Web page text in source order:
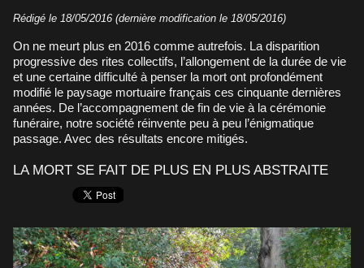
Rédigé le 18/05/2016 (dernière modification le 18/05/2016)
On ne meurt plus en 2016 comme autrefois. La disparition
progressive des rites collectifs, l’allongement de la durée de vie
et une certaine difficulté à penser la mort ont profondément
modifié le paysage mortuaire français ces cinquante dernières
années. De l’accompagnement de fin de vie à la cérémonie
funéraire, notre société réinvente peu à peu l’énigmatique
passage. Avec des résultats encore mitigés.
LA MORT SE FAIT DE PLUS EN PLUS ABSTRAITE